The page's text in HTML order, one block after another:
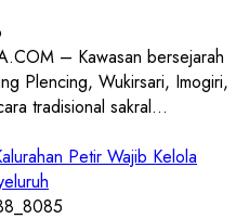
– Kawasan bersejarah
Plencing, Wukirsari, Imogiri,
tradisional sakral...
Petir Wajib Kelola